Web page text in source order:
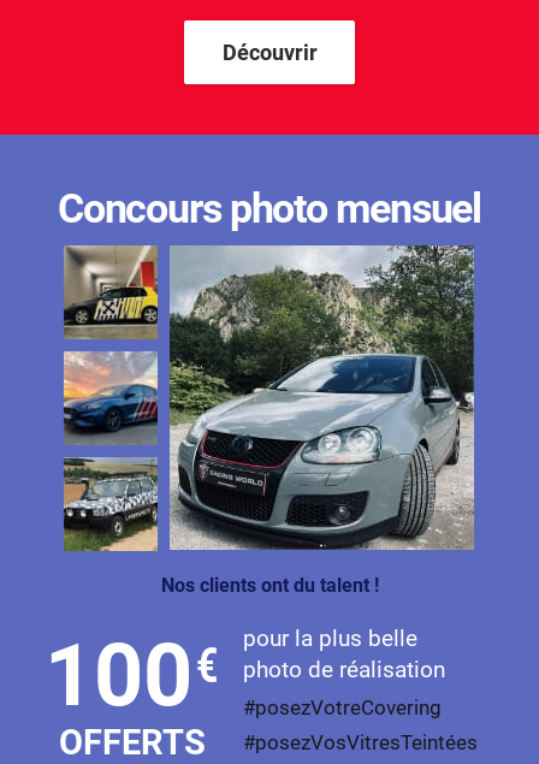
Découvrir
Concours photo mensuel
Nos clients ont du talent !
100€
OFFERTS
pour la plus belle
photo de réalisation
#posezVotreCovering
#posezVosVitresTeintées